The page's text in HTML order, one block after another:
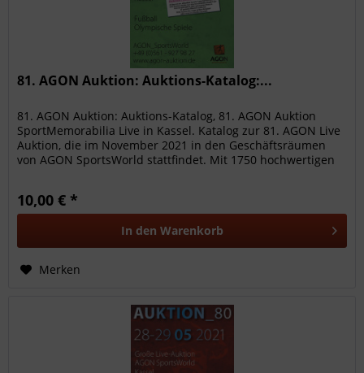
81. AGON Auktion: Auktions-Katalog:...
81. AGON Auktion: Auktions-Katalog, 81. AGON Auktion
SportMemorabilia Live in Kassel. Katalog zur 81. AGON Live
Auktion, die im November 2021 in den Geschäftsräumen
von AGON SportsWorld stattfindet. Mit 1750 hochwertigen
10,00 € *
In den Warenkorb
Merken